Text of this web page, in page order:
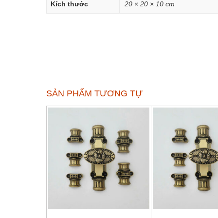
Kích thước 20 × 20 × 10 cm
SẢN PHẨM TƯƠNG TỰ